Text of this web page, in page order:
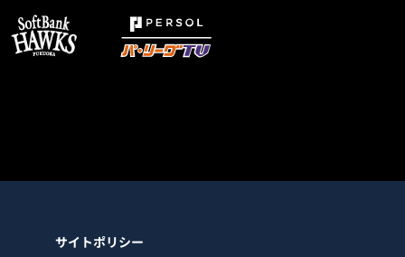
サイトポリシー